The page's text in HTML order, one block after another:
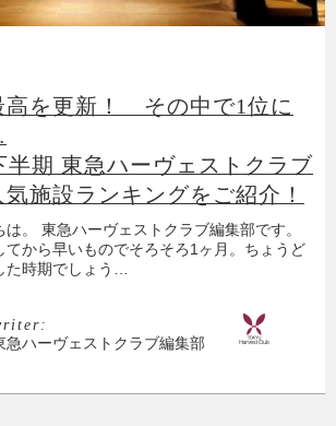
高を更新！ その中で1位に
半期 東急ハーヴェストクラブ
施設ランキングをご紹介！
。 東急ハーヴェストクラブ編集部です。
てから早いものでそろそろ1ヶ月。ちょうど
た時期でしょう…
急ハーヴェストクラブ編集部